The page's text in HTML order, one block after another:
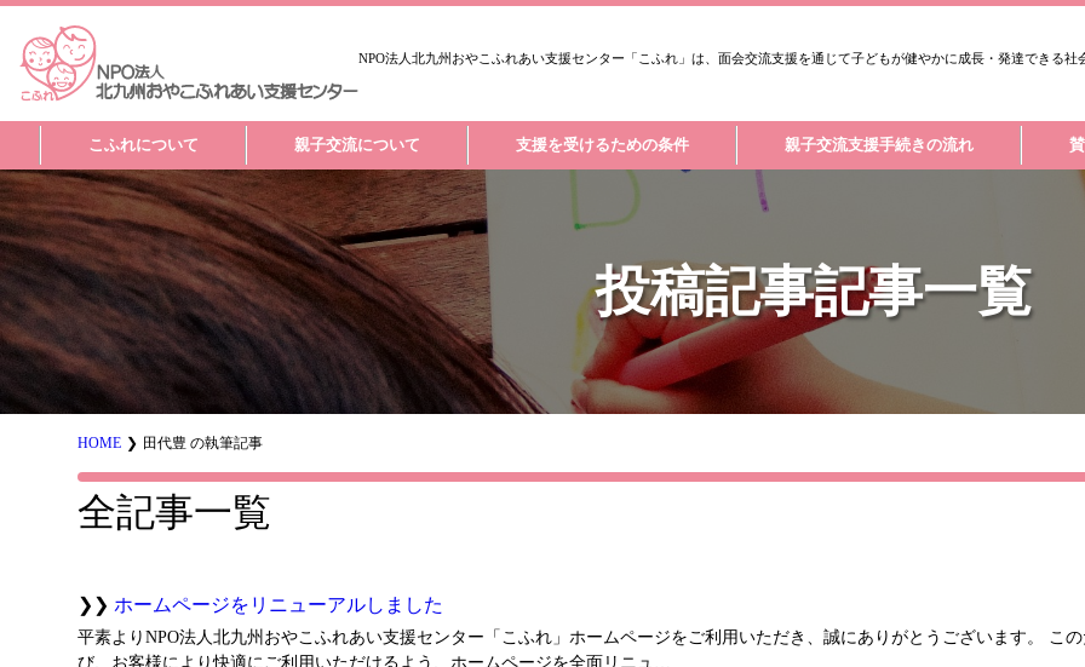
NPO法人北九州おやこふれあい支援センター「こふれ」は、面会交流支援を通じて子どもが健やかに成長・発達できる社
こふれについて 親子交流について 支援を受けるための条件 親子交流支援手続きの流れ
お知らせ TOPICS
投稿記事記事一覧
HOME 田代豊 の執筆記事
全記事一覧
ホームページをリニューアルしました
平素よりNPO法人北九州おやこふれあい支援センター「こふれ」ホームページをご利用いただき、誠にありがとうございます。 こ
び、お客様により快適にご利用いただけるよう、ホームページを全面リニュ…